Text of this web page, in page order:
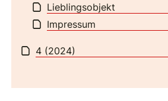
Lieblingsobjekt
Impressum
4 (2024)